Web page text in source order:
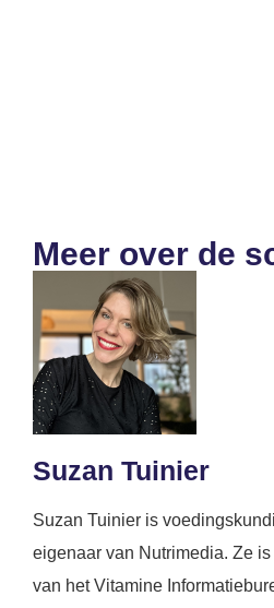
Meer over de
Suzan Tuinier
Suzan Tuinier is
eigenaar van Nutrimedia. Ze
van het Vitamine